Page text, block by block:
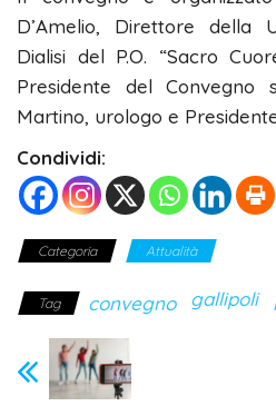
D’Amelio, Direttore della
Dialisi del P.O. “Sacro
Presidente del
Martino, urologo e
Condividi:
Categoria Attualità
Tag convegno gallipoli